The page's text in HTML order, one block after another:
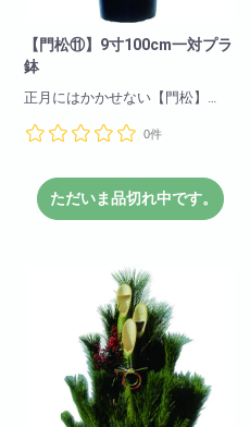
【門松⑪】9寸100cm一対プラ
鉢
正月にはかかせない【門松】
ご注文頂きましたお客様に
受注生産での販売とさせて頂き
ます
0件
ただいま品切れ中です。